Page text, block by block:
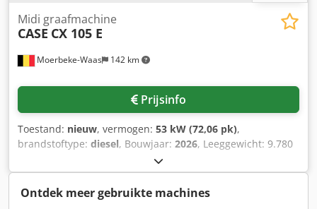
Moerbeke-Waas 142 km
Midi graafmachine
CASE CX 105 E
Prijsinfo
Toestand: nieuw, vermogen: 53 kW (72,06 pk),
brandstoftype: diesel, Bouwjaar: 2026, Leeggewicht: 9.780
kg Dodezrrw Ajpfx Abiekr Neem contact op met KEY-TEC
Sales voor meer informatie.
Ontdek meer gebruikte machines